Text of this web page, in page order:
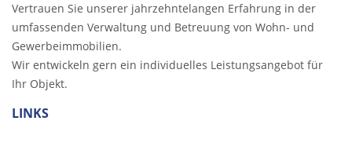
Vertrauen Sie unserer jahrzehntelangen Erfahrung in der
umfassenden Verwaltung und Betreuung von Wohn- und
Gewerbeimmobilien.
Wir entwickeln gern ein individuelles Leistungsangebot für
Ihr Objekt.
LINKS